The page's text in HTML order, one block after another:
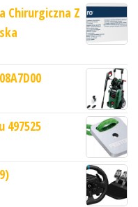
Chirurgiczna Z
497525